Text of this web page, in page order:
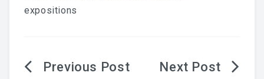
expositions
Navigation